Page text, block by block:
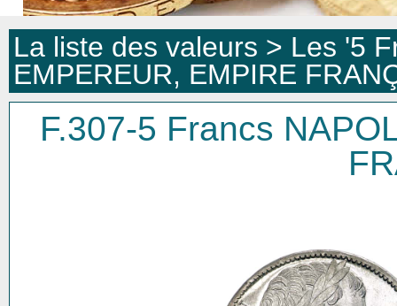
La liste des valeurs > Les '5
EMPEREUR, EMPIRE
F.307-5 Francs